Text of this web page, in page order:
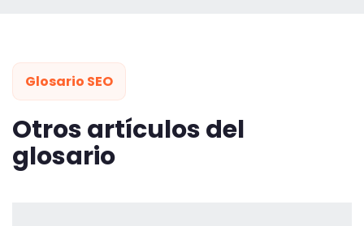
Glosario SEO
Otros artículos del
glosario